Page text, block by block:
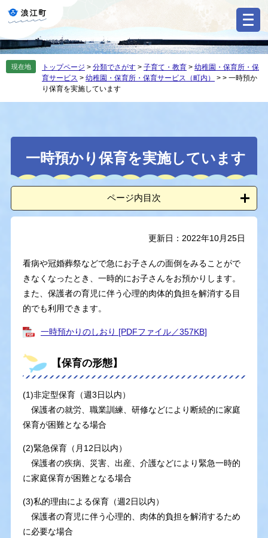
の
先
ー
を
現在地 トップページ > 分類でさがす > 子育て・教育 > 幼稚園・保育所・保
育サービス > 幼稚園・保育所・保育サービス（町内） > > 一時預か
り保育を実施しています
本
一時預かり保育を実施しています
ページ内目次
更新日：2022年10月25日
看病や冠婚葬祭などで急にお子さんの面倒をみることがで
きなくなったとき、一時的にお子さんをお預かりします。
また、保護者の育児に伴う心理的肉体的負担を解消する目
的でも利用できます。
一時預かりのしおり [PDFファイル／357KB]
【保育の形態】
(1)非定型保育（週3日以内）
保護者の就労、職業訓練、研修などにより断続的に家庭
保育が困難となる場合
(2)緊急保育（月12日以内）
保護者の疾病、災害、出産、介護などにより緊急一時的
に家庭保育が困難となる場合
(3)私的理由による保育（週2日以内）
保護者の育児に伴う心理的、肉体的負担を解消するため
に必要な場合